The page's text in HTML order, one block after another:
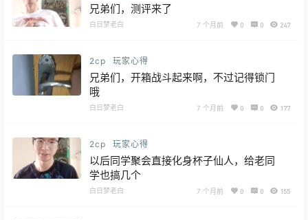
兄弟们，测评来了
白日梦老白 7 个月前 0 0 247
2cp 玩家心得
兄弟们，开箱战斗起来啊，不过记得锁门
哦
白日梦老白 7 个月前 0 0 177
2cp 玩家心得
以后同学聚会直接化身杯子仙人，给老同
学也搞几个
白日梦老白 7 个月前 0 0 155